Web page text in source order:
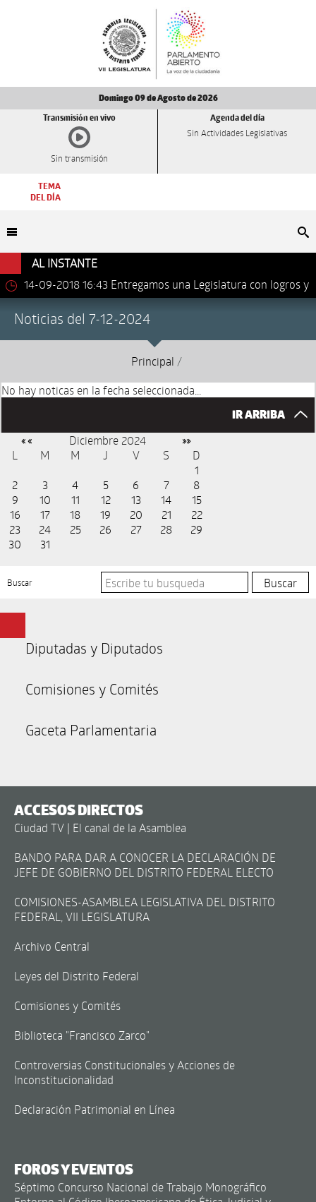
Domingo 09 de Agosto de 2026
Transmisión en vivo
Sin transmisión
Agenda del día
Sin Actividades Legislativas
TEMA
DEL DÍA
AL INSTANTE
14-09-2018 16:43 Entregamos una Legislatura con logros y
Noticias del 7-12-2024
Principal /
No hay noticas en la fecha seleccionada...
IR ARRIBA
« « Diciembre 2024 »»
L M M J V S
D
1
2
3 4 5 6 7
8
9
10 11 12 13 14
15
16
17 18 19 20 21
22
23
24 25 26 27 28
29
30
31
Buscar
Diputadas y Diputados
Comisiones y Comités
Gaceta Parlamentaria
ACCESOS DIRECTOS
Ciudad TV | El canal de la Asamblea
BANDO PARA DAR A CONOCER LA DECLARACIÓN DE
JEFE DE GOBIERNO DEL DISTRITO FEDERAL ELECTO
COMISIONES-ASAMBLEA LEGISLATIVA DEL DISTRITO
FEDERAL, VII LEGISLATURA
Archivo Central
Leyes del Distrito Federal
Comisiones y Comités
Biblioteca "Francisco Zarco"
Controversias Constitucionales y Acciones de
Inconstitucionalidad
Declaración Patrimonial en Línea
FOROS Y EVENTOS
Séptimo Concurso Nacional de Trabajo Monográfico